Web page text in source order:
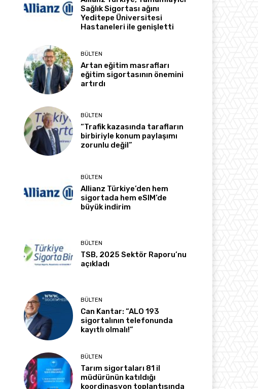
Sağlık Sigortası ağını
Yeditepe Üniversitesi
Hastaneleri ile genişletti
BÜLTEN
Artan eğitim masrafları
eğitim sigortasının önemini
artırdı
BÜLTEN
“Trafik kazasında tarafların
birbiriyle konum paylaşımı
zorunlu değil”
BÜLTEN
Allianz Türkiye’den hem
sigortada hem eSIM’de
büyük indirim
BÜLTEN
TSB, 2025 Sektör Raporu’nu
açıkladı
BÜLTEN
Can Kantar: “ALO 193
sigortalının telefonunda
kayıtlı olmalı!”
BÜLTEN
Tarım sigortaları 81 il
müdürünün katıldığı
koordinasyon toplantısında